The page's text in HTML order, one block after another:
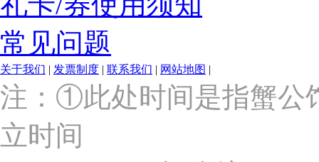
常见问题
关于我们 | 发票制度 | 联系我们 | 网站地图 |
上
海
市
浦
东
注：①此处时间是指蟹公
立时间